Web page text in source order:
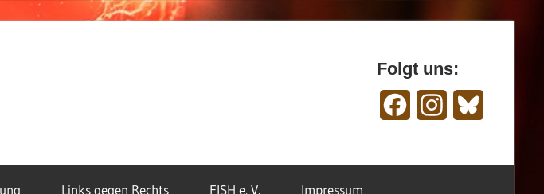
Folgt uns:
FacebookInstagram
Links gegen Rechts FISH e. V. Impressum